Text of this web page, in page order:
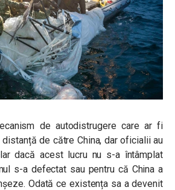
de autodistrugere care ar fi
de către China, dar oficialii au
dacă acest lucru nu s-a întâmplat
s-a defectat sau pentru că China a
Odată ce existența sa a devenit